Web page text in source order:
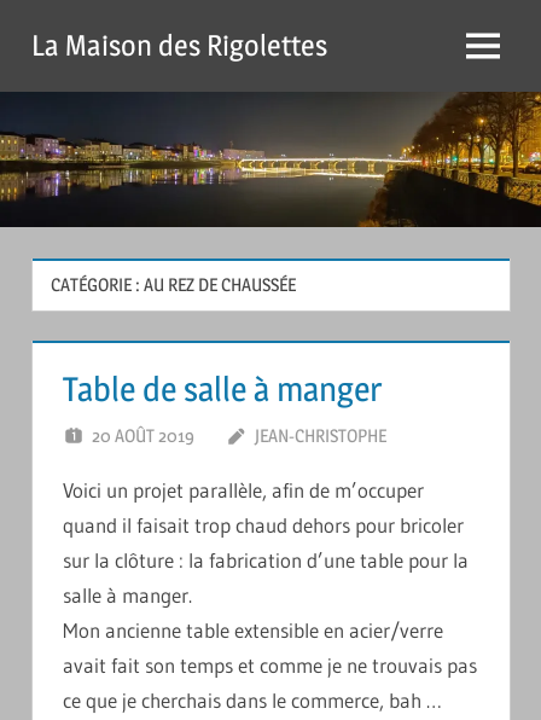
La Maison des Rigolettes Menu
CATÉGORIE : AU REZ DE CHAUSSÉE
Table de salle à manger
20 AOÛT 2019 JEAN-CHRISTOPHE
Voici un projet parallèle, afin de m’occuper
quand il faisait trop chaud dehors pour bricoler
sur la clôture : la fabrication d’une table pour la
salle à manger.
Mon ancienne table extensible en acier/verre
avait fait son temps et comme je ne trouvais pas
ce que je cherchais dans le commerce, bah …